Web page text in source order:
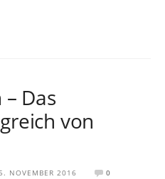
Das
von
NOVEMBER 2016 0